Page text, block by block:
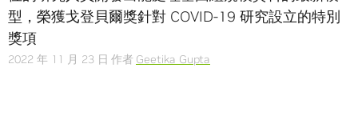
型，榮獲戈登貝爾獎針對 COVID-19 研究設立的特別
獎項
2022 年 11 月 23 日 作者 Geetika Gupta